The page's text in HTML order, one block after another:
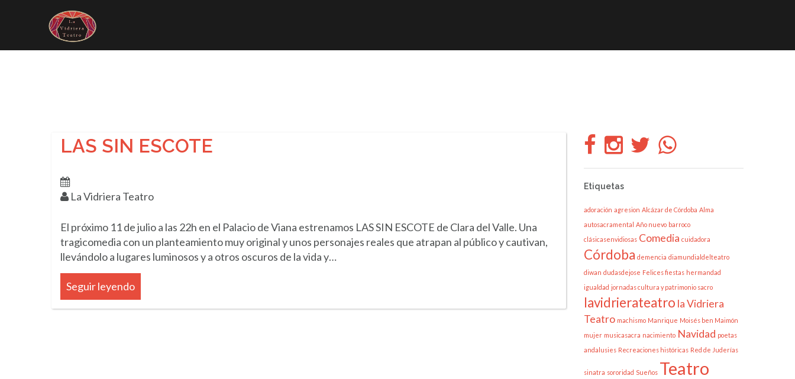
LAS SIN ESCOTE
La Vidriera Teatro
El próximo 11 de julio a las 22h en el Palacio de Viana estrenamos LAS SIN ESCOTE de Clara del Valle. Una
tragicomedia con un planteamiento muy original y unos personajes reales que atrapan al público y cautivan,
llevándolo a lugares luminosos y a otros oscuros de la vida y…
Seguir leyendo
Etiquetas
adoración agresion Alcázar de Córdoba Alma
autosacramental Año nuevo barroco
clásicasenvidiosas Comedia cuidadora
Córdoba demencia diamundialdelteatro
diwan dudasdejose Felices fiestas hermandad
igualdad jornadas cultura y patrimonio sacro
lavidrierateatro la Vidriera
Teatro machismo Manrique Moisés ben Maimón
mujer musicasacra nacimiento Navidad poetas
andalusies Recreaciones históricas Red de Juderías
sinatra sororidad Sueños Teatro